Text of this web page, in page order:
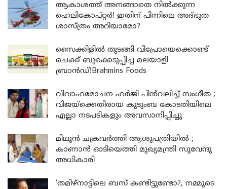
ആകാശത്ത് അനങ്ങാതെ നില്‍ക്കുന്ന
ഹെലികോപ്റ്റര്‍! ഇതിന് പിന്നിലെ അദ്ഭുത
ശാസ്ത്രം അറിയാമോ?
സൈക്കിളിൽ തുടങ്ങി വിപ്രോയെക്കൊണ്ട്
ചെക്ക് ബുക്കെടുപ്പിച്ച മലയാളി
ബ്രാൻഡ്!Brahmins Foods
വിവാഹമോചന ഹർജി പിൻവലിച്ച് സംഗീത ;
വിജയ്ക്കെതിരായ കുടുംബ കോടതിയിലെ
എല്ലാ നടപടികളും അവസാനിപ്പിച്ചു
മിഥുൻ ചക്രവർത്തി ആശുപത്രിയിൽ ;
കാണാൻ ഓടിയെത്തി മുഖ്യമന്ത്രി സുവേന്ദു
അധികാരി
‘തമിഴ്‌നാട്ടിലെ ബസ് കണ്ടിട്ടുണ്ടോ?, നമ്മുടെ